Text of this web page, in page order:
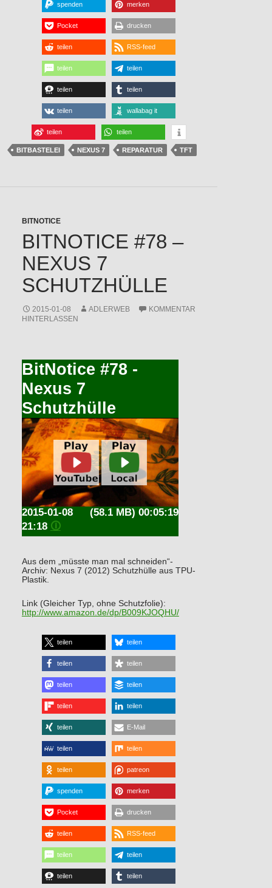
spenden merken
Pocket drucken
teilen RSS-feed
teilen teilen
teilen teilen
teilen wallabag it
teilen teilen
BITBASTELEI NEXUS 7 REPARATUR TFT
BITNOTICE
BITNOTICE #78 –
NEXUS 7
SCHUTZHÜLLE
2015-01-08 ADLERWEB
KOMMENTAR
HINTERLASSEN
BitNotice #78 -
Nexus 7
Schutzhülle
(58.1 MB) 00:05:19
2015-01-08
21:18 🛈
Aus dem „müsste man mal schneiden“-
Archiv: Nexus 7 (2012) Schutzhülle aus TPU-
Plastik.
Link (Gleicher Typ, ohne Schutzfolie):
http://www.amazon.de/dp/B009KJOQHU/
teilen teilen
teilen teilen
teilen teilen
teilen teilen
teilen E-Mail
teilen teilen
teilen patreon
spenden merken
Pocket drucken
teilen RSS-feed
teilen teilen
teilen teilen